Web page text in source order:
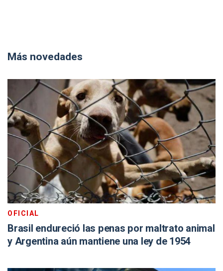
Más novedades
OFICIAL
Brasil endureció las penas por maltrato animal
y Argentina aún mantiene una ley de 1954